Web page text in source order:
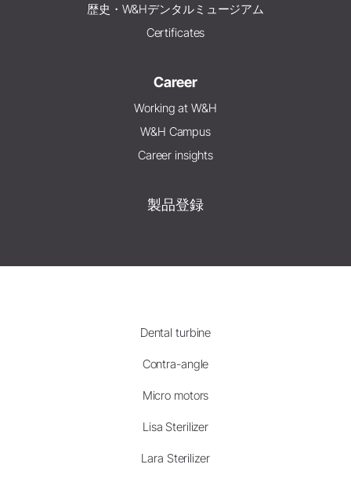
歴史・W&Hデンタルミュージアム
Certificates
Career
Working at W&H
W&H Campus
Career insights
製品登録
Dental turbine
Contra-angle
Micro motors
Lisa Sterilizer
Lara Sterilizer